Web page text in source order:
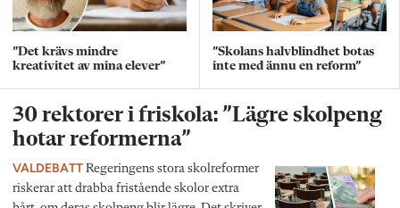
”Det krävs mindre
kreativitet av mina elever”
”Skolans halvblindhet botas
inte med ännu en reform”
30 rektorer i friskola: ”Lägre skolpeng
hotar reformerna”
VALDEBATT Regeringens stora skolreformer
riskerar att drabba fristående skolor extra